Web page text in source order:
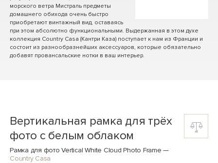
морского ветра Мистраль предметы
домашнего обихода очень быстро
приобретают винтажный вид, оставаясь
при этом абсолютно функциональными. Выдержанная в этом духе
коллекция Country Casa (Кантри Каза) поступает к нам из Франции и
состоит из разнообразнейших аксессуаров, которые обязательно
добавят провансальские нотки в ваш интерьер.
Вертикальная рамка для трёх
фото с белым облаком
Рамка для фото Vertical White Cloud Photo Frame —
Country Casa